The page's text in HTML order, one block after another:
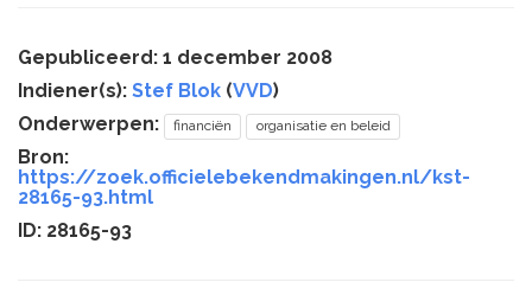
Gepubliceerd: 1 december 2008
Indiener(s): Stef Blok (VVD)
Onderwerpen:
financiën organisatie en beleid
Bron:
https://zoek.officielebekendmakingen.nl/kst-
28165-93.html
ID: 28165-93